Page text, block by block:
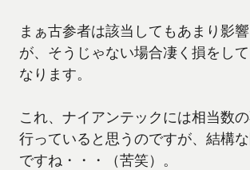
まぁ古参者は該当してもあまり影
が、そうじゃない場合凄く損をし
なります。
これ、ナイアンテックには相当数
行っていると思うのですが、結構
ですね・・・（苦笑）。